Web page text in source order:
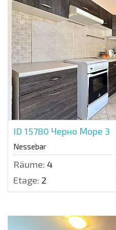
ID 15780 Черно Море 3
Nessebar
Räume: 4
Etage: 2